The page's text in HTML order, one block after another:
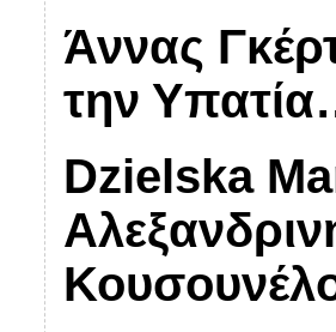
Άννας
την
Dzielska